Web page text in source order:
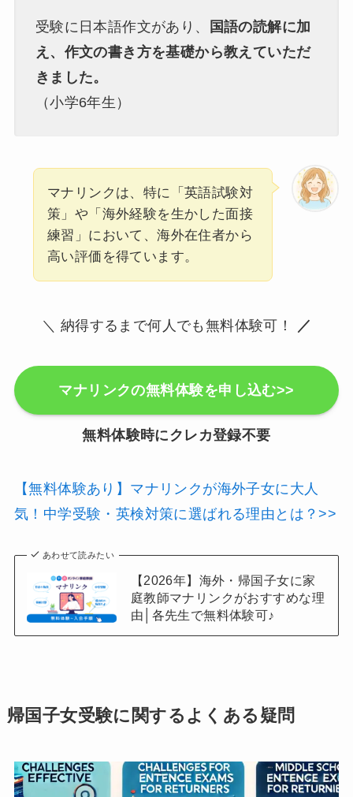
受験に日本語作文があり、
国語の読解に加
え、作文の書き方を基礎から教えていただ
きました。
（小学6年生）
マナリンクは、特に「英語試験対
策」や「海外経験を生かした面接
練習」において、海外在住者から
高い評価を得ています。
＼ 納得するまで何人でも無料体験可！ ／
マナリンクの無料体験を申し込む>>
無料体験時にクレカ登録不要
【無料体験あり】マナリンクが海外子女に大人
気！中学受験・英検対策に選ばれる理由とは？>>
あわせて読みたい
【2026年】海外・帰国子女に家
庭教師マナリンクがおすすめな理
由│各先生で無料体験可♪
帰国子女受験に関するよくある疑問